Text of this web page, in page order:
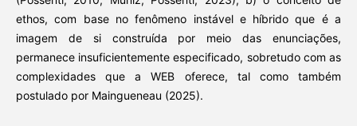
ethos, com base no fenômeno instável e híbrido que é a
imagem de si construída por meio das enunciações,
permanece insuficientemente especificado, sobretudo com as
complexidades que a WEB oferece, tal como também
postulado por Maingueneau (2025).